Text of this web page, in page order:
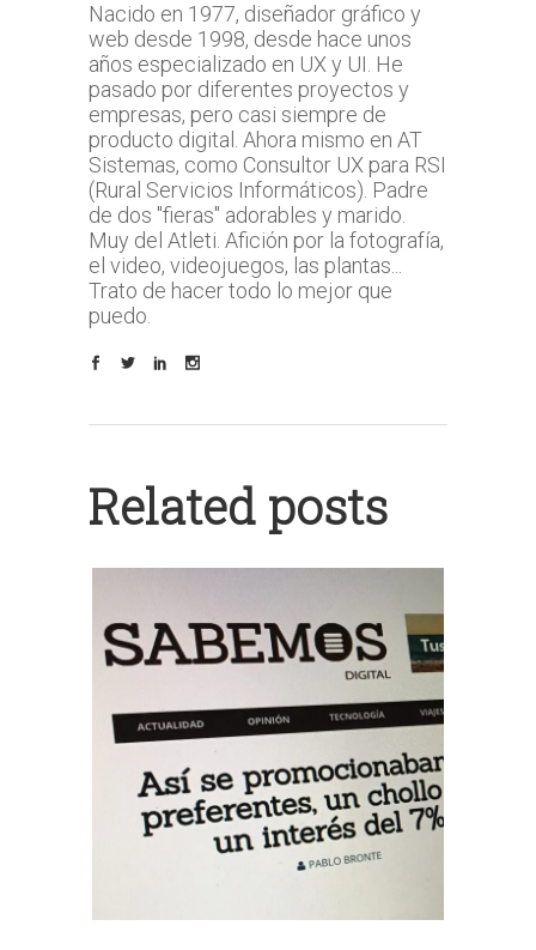
Nacido en 1977, diseñador gráfico y
web desde 1998, desde hace unos
años especializado en UX y UI. He
pasado por diferentes proyectos y
empresas, pero casi siempre de
producto digital. Ahora mismo en AT
Sistemas, como Consultor UX para RSI
(Rural Servicios Informáticos). Padre
de dos "fieras" adorables y marido.
Muy del Atleti. Afición por la fotografía,
el video, videojuegos, las plantas...
Trato de hacer todo lo mejor que
puedo.
Related posts